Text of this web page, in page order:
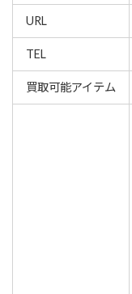
URL
TEL
買取可能アイテム